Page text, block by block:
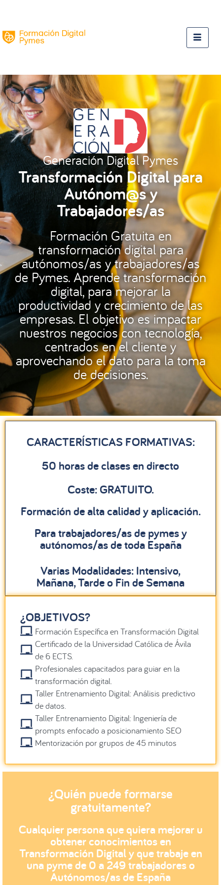
Generación Digital Pymes
Transformación Digital para
Autónom@s y
Trabajadores/as
Formación Gratuita en
transformación digital para
autónomos/as y trabajadores/as
de Pymes. Aprende transformación
digital, para mejorar la
productividad y crecimiento de las
empresas. El objetivo es impactar
nuestros negocios con tecnología,
centrados en el cliente y
aprovechando el dato para la toma
de decisiones.
CARACTERÍSTICAS FORMATIVAS:
50 horas de clases en directo
Coste: GRATUITO.
Formación de alta calidad y aplicación.
Para trabajadores/as de pymes y
autónomos/as de toda España
Varias Modalidades: Intensivo,
Mañana, Tarde o Fin de Semana
¿OBJETIVOS?
Formación Específica en Transformación Digital
Certificado de la Universidad Católica de Ávila
de 6 ECTS.
Profesionales capacitados para guiar en la
transformación digital.
Taller Entrenamiento Digital: Análisis predictivo
de datos.
Taller Entrenamiento Digital: Ingeniería de
prompts enfocado a posicionamiento SEO
Mentorización por grupos de 45 minutos
¿Quién puede formarse
gratuitamente?
Cualquier persona que quiera mejorar u
obtener conocimientos en
Transformación Digital y que trabaje en
una pyme de 0 a 249 trabajadores o
Autónomos/as de España